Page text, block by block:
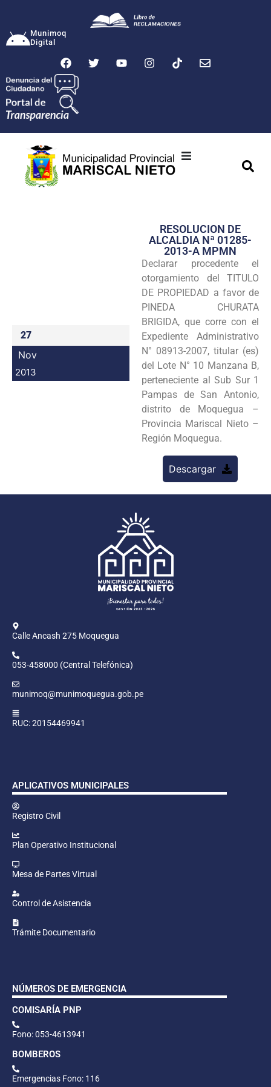
Munimoq
Digital
Transparencia
Seguridad
Programas
27
Nov
2013
RESOLUCION DE
ALCALDIA Nª 01285-
2013-A MPMN
Declarar procedente el
otorgamiento del TITULO
DE PROPIEDAD a favor de
PINEDA CHURATA
BRIGIDA, que corre con el
Expediente Administrativo
N° 08913-2007, titular (es)
del Lote N° 10 Manzana B,
perteneciente al Sub Sur 1
Pampas de San Antonio,
distrito de Moquegua –
Provincia Mariscal Nieto –
Región Moquegua.
Descargar
Calle Ancash 275 Moquegua
053-458000 (Central Telefónica)
munimoq@munimoquegua.gob.pe
RUC: 20154469941
APLICATIVOS MUNICIPALES
Registro Civil
Plan Operativo Institucional
Mesa de Partes Virtual
Control de Asistencia
Trámite Documentario
NÚMEROS DE EMERGENCIA
COMISARÍA PNP
Fono: 053-4613941
BOMBEROS
Emergencias Fono: 116